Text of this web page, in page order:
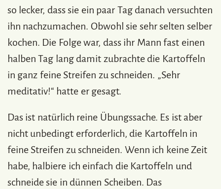
so lecker, dass sie ein paar Tag danach versuchten
ihn nachzumachen. Obwohl sie sehr selten selber
kochen. Die Folge war, dass ihr Mann fast einen
halben Tag lang damit zubrachte die Kartoffeln
in ganz feine Streifen zu schneiden. „Sehr
meditativ!“ hatte er gesagt.
Das ist natürlich reine Übungssache. Es ist aber
nicht unbedingt erforderlich, die Kartoffeln in
feine Streifen zu schneiden. Wenn ich keine Zeit
habe, halbiere ich einfach die Kartoffeln und
schneide sie in dünnen Scheiben. Das